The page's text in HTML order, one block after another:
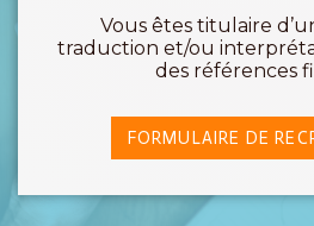
Vous êtes titulaire
traduction et/ou
des références
FORMULAIRE DE